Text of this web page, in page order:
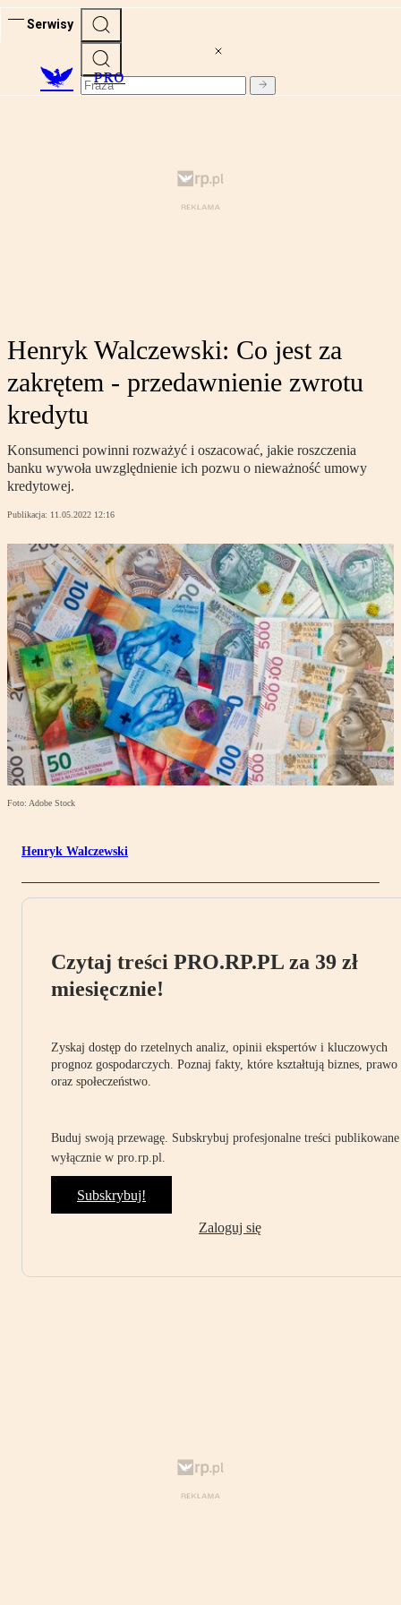
Serwisy
PRO
Henryk Walczewski: Co jest za
zakrętem - przedawnienie zwrotu
kredytu
Konsumenci powinni rozważyć i oszacować, jakie roszczenia
banku wywoła uwzględnienie ich pozwu o nieważność umowy
kredytowej.
Publikacja: 11.05.2022 12:16
Foto: Adobe Stock
Henryk Walczewski
Czytaj treści PRO.RP.PL za 39 zł
miesięcznie!
Zyskaj dostęp do rzetelnych analiz, opinii ekspertów i kluczowych
prognoz gospodarczych. Poznaj fakty, które kształtują biznes, prawo
oraz społeczeństwo.
Buduj swoją przewagę. Subskrybuj profesjonalne treści publikowane
wyłącznie w pro.rp.pl.
Subskrybuj!
Zaloguj się